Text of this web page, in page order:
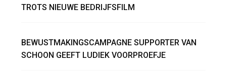
TROTS NIEUWE BEDRIJFSFILM
BEWUSTMAKINGSCAMPAGNE SUPPORTER VAN
SCHOON GEEFT LUDIEK VOORPROEFJE